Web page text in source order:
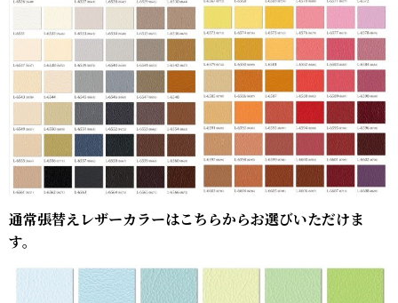
通常張替えレザーカラーはこちらからお選びいただけま
す。